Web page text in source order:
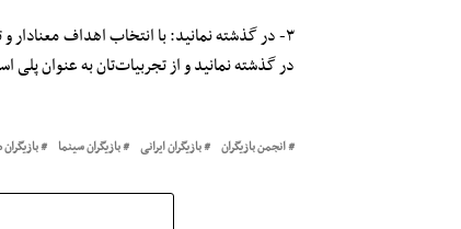
۳- در گذشته نمانید: با انتخاب اهداف معنادار
در گذشته نمانید و از تجربیات‌تان به عنوان پلی
انجمن بازیگران بازیگران ایرانی بازیگران سینما